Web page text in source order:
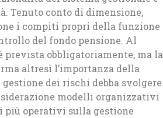
Tenuto conto di dimensione,
i compiti propri della funzione
del fondo pensione. Al
obbligatoriamente, ma la
altresì l’importanza della
dei rischi debba svolgere
modelli organizzativi
operativi sulla gestione